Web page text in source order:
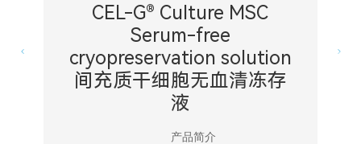
CEL-G® Culture MSC
Serum-free
cryopreservation solution
间充质干细胞无血清冻存
液
	产品简介